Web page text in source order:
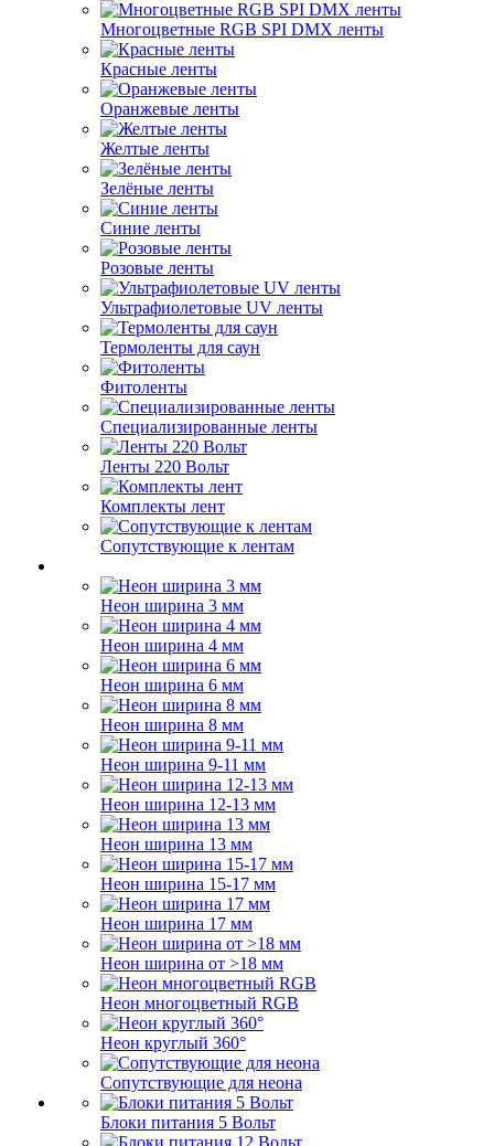
Многоцветные RGB SPI DMX ленты
Красные ленты
Оранжевые ленты
Желтые ленты
Зелёные ленты
Синие ленты
Розовые ленты
Ультрафиолетовые UV ленты
Термоленты для саун
Фитоленты
Специализированные ленты
Ленты 220 Вольт
Комплекты лент
Сопутствующие к лентам
Неон ширина 3 мм
Неон ширина 4 мм
Неон ширина 6 мм
Неон ширина 8 мм
Неон ширина 9-11 мм
Неон ширина 12-13 мм
Неон ширина 13 мм
Неон ширина 15-17 мм
Неон ширина 17 мм
Неон ширина от >18 мм
Неон многоцветный RGB
Неон круглый 360°
Сопутствующие для неона
Блоки питания 5 Вольт